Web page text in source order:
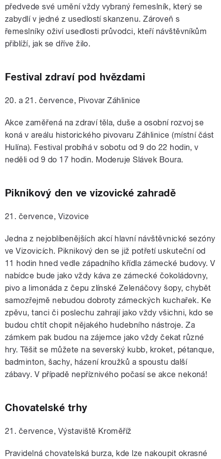
předvede své umění vždy vybraný řemeslník, který se
zabydlí v jedné z usedlostí skanzenu. Zároveň s
řemeslníky oživí usedlosti průvodci, kteří návštěvníkům
přiblíží, jak se dříve žilo.
Festival zdraví pod hvězdami
20. a 21. července, Pivovar Záhlinice
Akce zaměřená na zdraví těla, duše a osobní rozvoj se
koná v areálu historického pivovaru Záhlinice (místní část
Hulína). Festival probíhá v sobotu od 9 do 22 hodin, v
neděli od 9 do 17 hodin. Moderuje Slávek Boura.
Piknikový den ve vizovické zahradě
21. července, Vizovice
Jedna z nejoblíbenějších akcí hlavní návštěvnické sezóny
ve Vizovicích. Piknikový den se již potřetí uskuteční od
11 hodin hned vedle západního křídla zámecké budovy. V
nabídce bude jako vždy káva ze zámecké čokoládovny,
pivo a limonáda z čepu zlínské Zelenáčovy šopy, chybět
samozřejmě nebudou dobroty zámeckých kuchařek. Ke
zpěvu, tanci či poslechu zahrají jako vždy všichni, kdo se
budou chtít chopit nějakého hudebního nástroje. Za
zámkem pak budou na zájemce jako vždy čekat různé
hry. Těšit se můžete na severský kubb, kroket, pétanque,
badminton, šachy, házení kroužků a spoustu další
zábavy. V případě nepříznivého počasí se akce nekoná!
Chovatelské trhy
21. července, Výstaviště Kroměříž
Pravidelná chovatelská burza, kde lze nakoupit okrasné